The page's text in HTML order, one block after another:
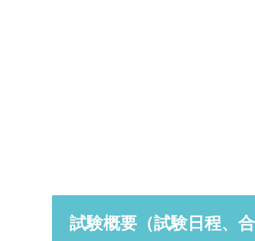
試験概要（試験日程、合